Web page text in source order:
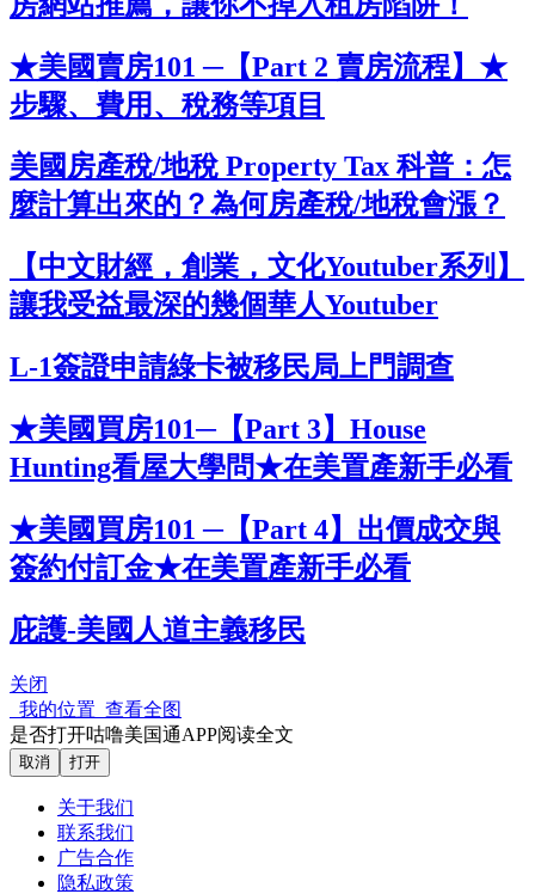
★美國賣房101 ─【Part 2 賣房流程】★
步驟、費用、稅務等項目
美國房產稅/地稅 Property Tax 科普：怎
麼計算出來的？為何房產稅/地稅會漲？
【中文財經，創業，文化Youtuber系列】
讓我受益最深的幾個華人Youtuber
L-1簽證申請綠卡被移民局上門調查
★美國買房101─【Part 3】House
Hunting看屋大學問★在美置產新手必看
★美國買房101 ─【Part 4】出價成交與
簽約付訂金★在美置產新手必看
庇護-美國人道主義移民
关闭
我的位置 查看全图
是否打开咕噜美国通APP阅读全文
取消 打开
关于我们
联系我们
广告合作
隐私政策